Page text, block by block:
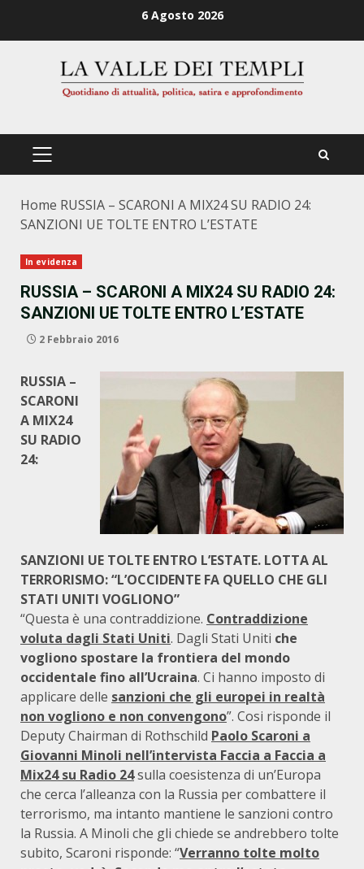
6 Agosto 2026
PRIMÄRES
Home RUSSIA – SCARONI A MIX24 SU RADIO 24:
SANZIONI UE TOLTE ENTRO L’ESTATE
In evidenza
RUSSIA – SCARONI A MIX24 SU RADIO 24:
SANZIONI UE TOLTE ENTRO L’ESTATE
2 Febbraio 2016
RUSSIA –
SCARONI
A MIX24
SU RADIO
24:
SANZIONI UE TOLTE ENTRO L’ESTATE. LOTTA AL
TERRORISMO: “L’OCCIDENTE FA QUELLO CHE GLI
STATI UNITI VOGLIONO”
“Questa è una contraddizione. Contraddizione
voluta dagli Stati Uniti. Dagli Stati Uniti che
vogliono spostare la frontiera del mondo
occidentale fino all’Ucraina. Ci hanno imposto di
applicare delle sanzioni che gli europei in realtà
non vogliono e non convengono”. Cosi risponde il
Deputy Chairman di Rothschild Paolo Scaroni a
Giovanni Minoli nell’intervista Faccia a Faccia a
Mix24 su Radio 24sulla coesistenza di un’Europa
che cerca l’alleanza con la Russia per combattere il
terrorismo, ma intanto mantiene le sanzioni contro
la Russia. A Minoli che gli chiede se andrebbero tolte
subito, Scaroni risponde: “Verranno tolte molto